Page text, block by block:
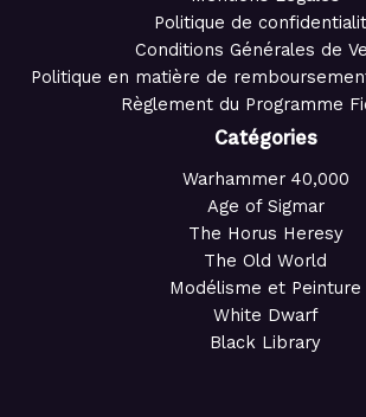
Politique de
Conditions Générales de
Politique en matière de
Règlement du Programme
Catégories
Warhammer 40,000
Age of Sigmar
The Horus Heresy
The Old World
Modélisme et Peinture
White Dwarf
Black Library